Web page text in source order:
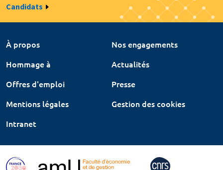
Candidats
À propos
Nos engagements
Hommage à
Actualités
Offres d'emploi
Presse
Mentions légales
Gestion des cookies
Intranet